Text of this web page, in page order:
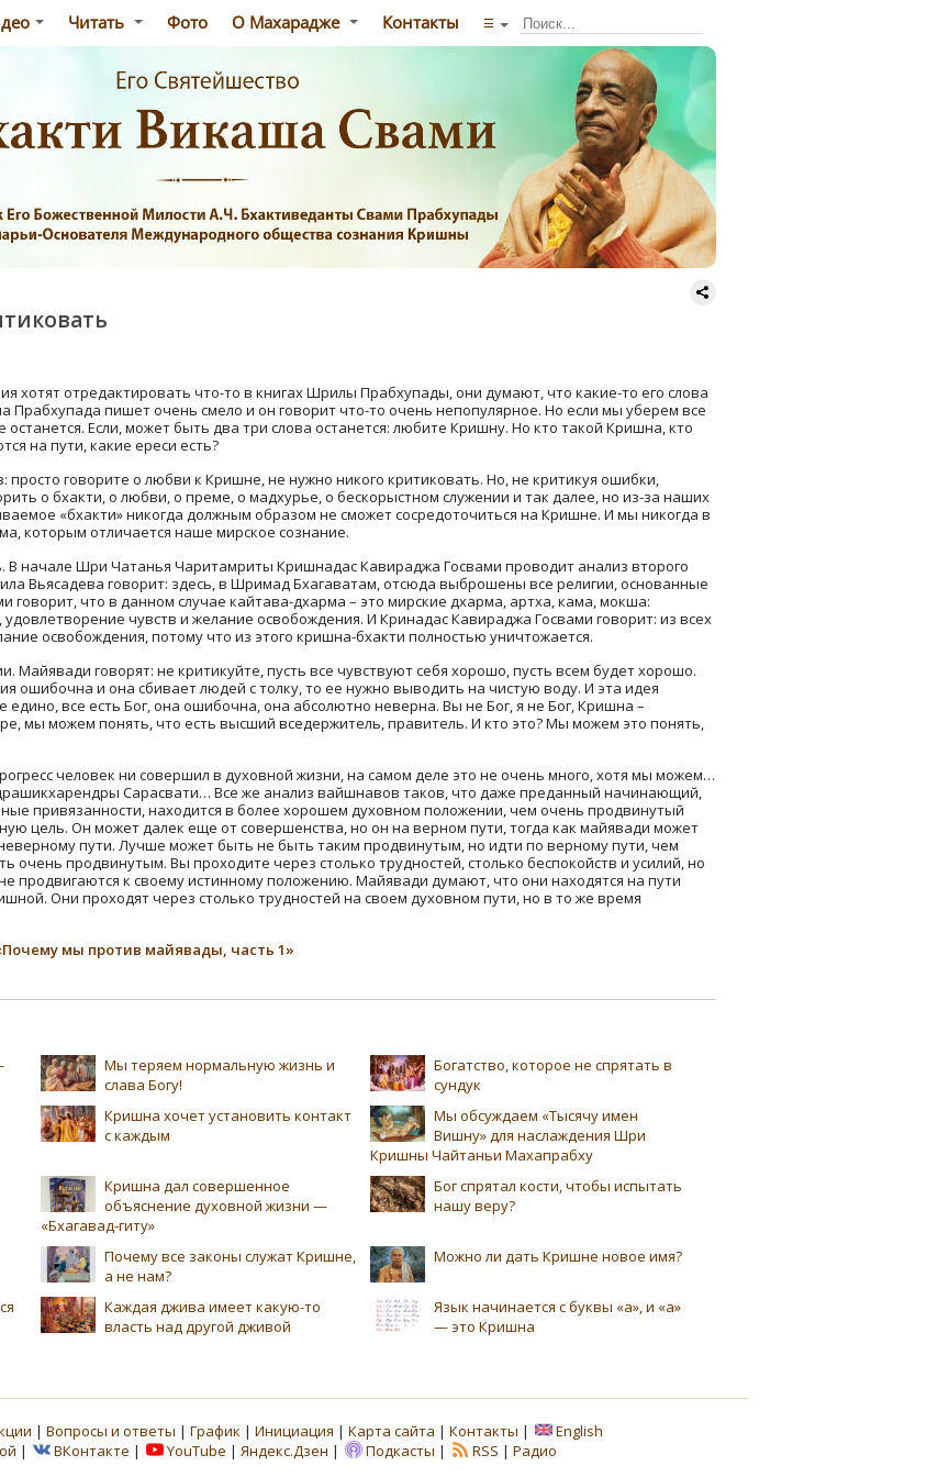
Читать Фото О Махарадже Контакты ☰
хотят отредактировать что-то в книгах Шрилы Прабхупады, они думают, что какие-то его слова
Прабхупада пишет очень смело и он говорит что-то очень непопулярное. Но если мы уберем все
останется. Если, может быть два три слова останется: любите Кришну. Но кто такой Кришна, кто
на пути, какие ереси есть?
просто говорите о любви к Кришне, не нужно никого критиковать. Но, не критикуя ошибки,
о бхакти, о любви, о преме, о мадхурье, о бескорыстном служении и так далее, но из-за наших
«бхакти» никогда должным образом не сможет сосредоточиться на Кришне. И мы никогда в
которым отличается наше мирское сознание.
В начале Шри Чатанья Чаритамриты Кришнадас Кавираджа Госвами проводит анализ второго
Вьясадева говорит: здесь, в Шримад Бхагаватам, отсюда выброшены все религии, основанные
говорит, что в данном случае кайтава-дхарма – это мирские дхарма, артха, кама, мокша:
чувств и желание освобождения. И Кринадас Кавираджа Госвами говорит: из всех
освобождения, потому что из этого кришна-бхакти полностью уничтожается.
Майявади говорят: не критикуйте, пусть все чувствуют себя хорошо, пусть всем будет хорошо.
ошибочна и она сбивает людей с толку, то ее нужно выводить на чистую воду. И эта идея
все есть Бог, она ошибочна, она абсолютно неверна. Вы не Бог, я не Бог, Кришна –
мы можем понять, что есть высший вседержитель, правитель. И кто это? Мы можем это понять,
человек ни совершил в духовной жизни, на самом деле это не очень много, хотя мы можем…
Сарасвати… Все же анализ вайшнавов таков, что даже преданный начинающий,
привязанности, находится в более хорошем духовном положении, чем очень продвинутый
цель. Он может далек еще от совершенства, но он на верном пути, тогда как майявади может
пути. Лучше может быть не быть таким продвинутым, но идти по верному пути, чем
очень продвинутым. Вы проходите через столько трудностей, столько беспокойств и усилий, но
продвигаются к своему истинному положению. Майявади думают, что они находятся на пути
Они проходят через столько трудностей на своем духовном пути, но в то же время
мы против майявады, часть 1»
Мы теряем нормальную жизнь и
слава Богу!
Богатство, которое не спрятать в
сундук
Кришна хочет установить контакт
с каждым
Мы обсуждаем «Тысячу имен
Вишну» для наслаждения Шри
Кришны Чайтаньи Махапрабху
Кришна дал совершенное
объяснение духовной жизни —
«Бхагавад-гиту»
Бог спрятал кости, чтобы испытать
нашу веру?
Почему все законы служат Кришне,
а не нам?
Можно ли дать Кришне новое имя?
Каждая джива имеет какую-то
власть над другой дживой
Язык начинается с буквы «а», и «а»
— это Кришна
| Вопросы и ответы | График | Инициация | Карта сайта | Контакты |
English
| ВКонтакте | YouTube | Яндекс.Дзен | Подкасты | RSS | Радио